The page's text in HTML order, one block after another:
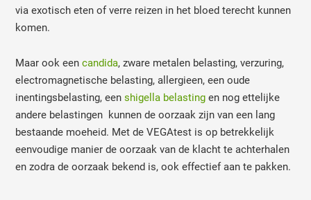
via exotisch eten of verre reizen in het bloed terecht kunnen
komen.
Maar ook eencandida, zware metalen belasting, verzuring,
electromagnetische belasting, allergieen, een oude
inentingsbelasting, eenshigella belasting en nog ettelijke
andere belastingen kunnen de oorzaak zijn van een lang
bestaande moeheid. Met de VEGAtest is op betrekkelijk
eenvoudige manier de oorzaak van de klacht te achterhalen
en zodra de oorzaak bekend is, ook effectief aan te pakken.